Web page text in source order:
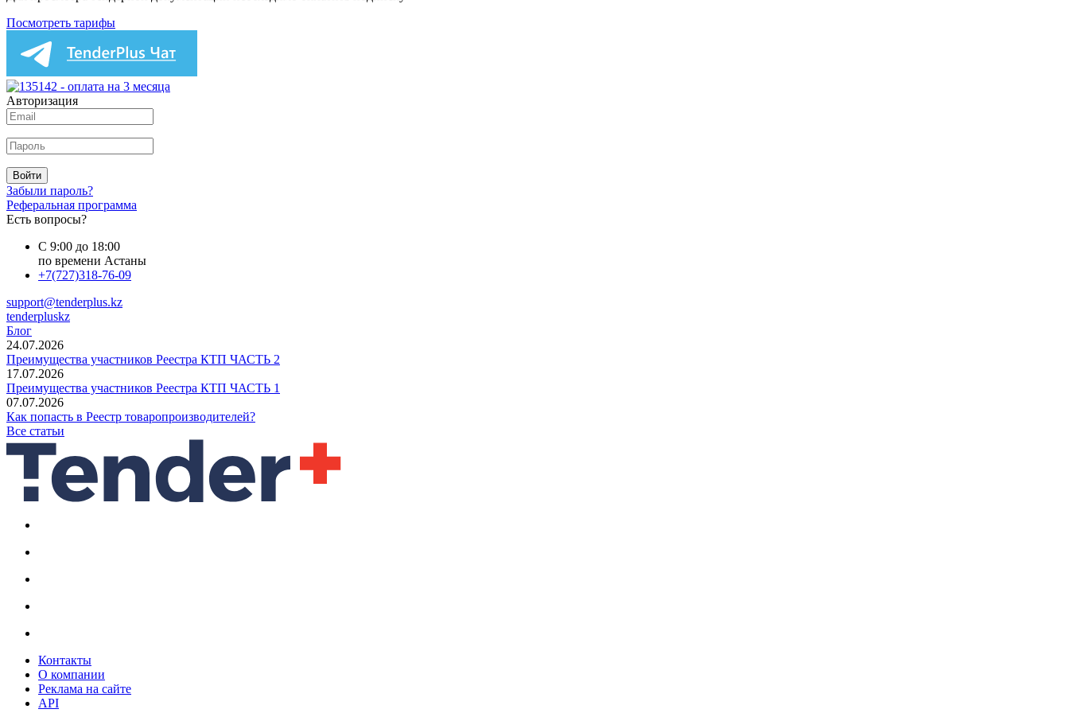
Посмотреть тарифы
Авторизация
Войти
Забыли пароль?
Реферальная программа
Есть вопросы?
С 9:00 до 18:00
по времени Астаны
+7(727)318-76-09
support@tenderplus.kz
tenderpluskz
Блог
24.07.2026
Преимущества участников Реестра КТП ЧАСТЬ 2
17.07.2026
Преимущества участников Реестра КТП ЧАСТЬ 1
07.07.2026
Как попасть в Реестр товаропроизводителей?
Все статьи
Контакты
О компании
Реклама на сайте
API